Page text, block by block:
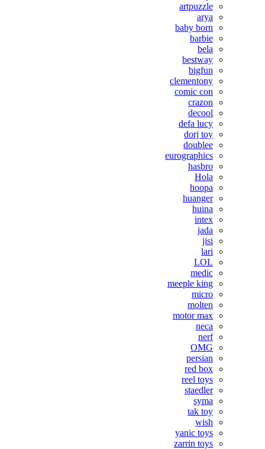
artpuzzle
arya
baby born
barbie
bela
bestway
bigfun
clementony
comic con
crazon
decool
defa lucy
dorj toy
doublee
eurographics
hasbro
Hola
hoopa
huanger
huina
intex
jada
jisi
lari
LOL
medic
meeple king
micro
molten
motor max
neca
nerf
OMG
persian
red box
reel toys
staedler
syma
tak toy
wish
yanic toys
zarrin toys